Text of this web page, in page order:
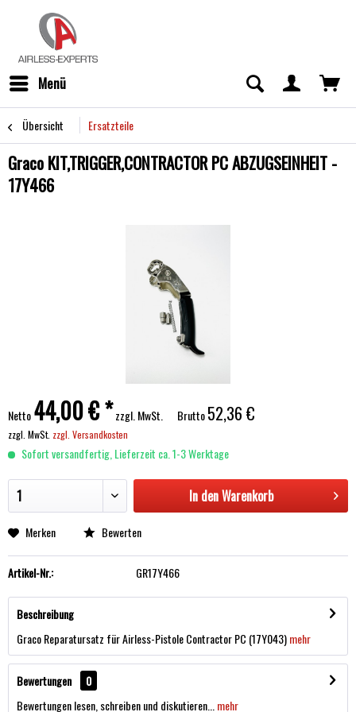
Menü
Übersicht Ersatzteile
Graco KIT,TRIGGER,CONTRACTOR PC ABZUGSEINHEIT -
17Y466
Netto44,00 € *zzgl. MwSt. Brutto52,36 €
zzgl. MwSt. zzgl. Versandkosten
Sofort versandfertig, Lieferzeit ca. 1-3 Werktage
In denWarenkorb
Merken Bewerten
Artikel-Nr.: GR17Y466
Beschreibung
Graco Reparatursatz für Airless-Pistole Contractor PC (17Y043)mehr
Bewertungen
0
Bewertungen lesen, schreiben und diskutieren...
mehr